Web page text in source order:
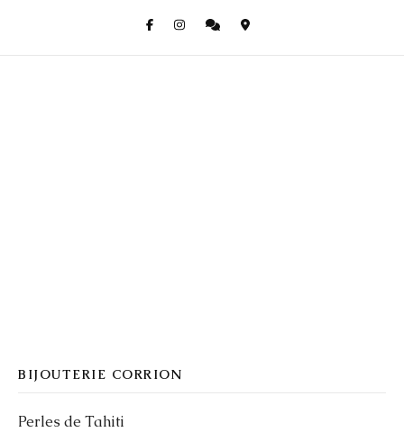
BIJOUTERIE CORRION
Perles de Tahiti